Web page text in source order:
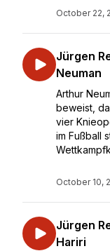
October 22,
Jürgen
Neuman
Arthur
beweist,
vier
im Fußball
October 10,
Jürgen
Hariri